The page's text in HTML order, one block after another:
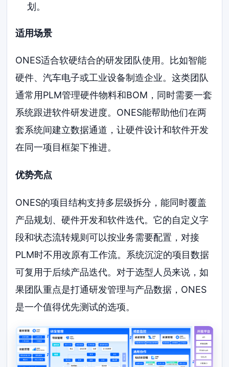
划。
适用场景
ONES适合软硬结合的研发团队使用。比如智能
硬件、汽车电子或工业设备制造企业。这类团队
通常用PLM管理硬件物料和BOM，同时需要一套
系统跟进软件研发进度。ONES能帮助他们在两
套系统间建立数据通道，让硬件设计和软件开发
在同一项目框架下推进。
优势亮点
ONES的项目结构支持多层级拆分，能同时覆盖
产品规划、硬件开发和软件迭代。它的自定义字
段和状态流转规则可以按业务需要配置，对接
PLM时不用改原有工作流。系统沉淀的项目数据
可复用于后续产品迭代。对于选型人员来说，如
果团队重点是打通研发管理与产品数据，ONES
是一个值得优先测试的选项。